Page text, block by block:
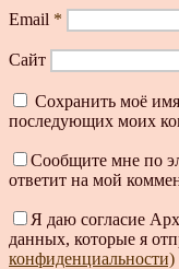
Email *
Сайт
Сохранить моё
последующих моих
Сообщите мне по
ответит на мой
Я даю согласие
данных, которые я
конфиденциальности)